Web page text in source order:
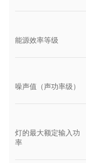
能源效率等级
噪声值（声功率级）
灯的最大额定输入功
率